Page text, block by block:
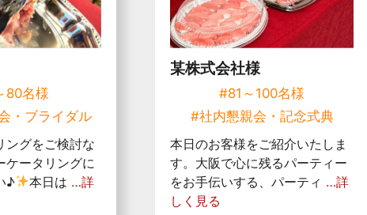
80名様
・ブライダル
ングをご検討な
ケータリングに
♪
本日は …詳
某株式会社様
#81～100名様
#社内懇親会・記念式典
本日のお客様をご紹介いたしま
す。大阪で心に残るパーティー
をお手伝いする、パーティ …詳
しく見る